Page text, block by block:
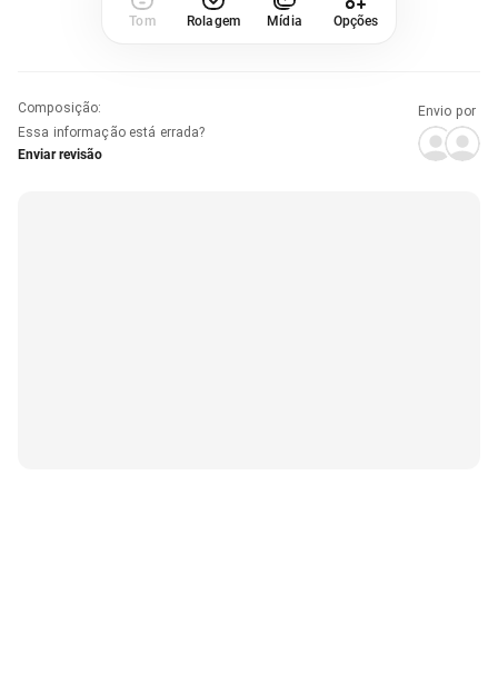
Tom Rolagem Mídia Opções
Composição:
Essa informação está errada?
Enviar revisão
Envio por